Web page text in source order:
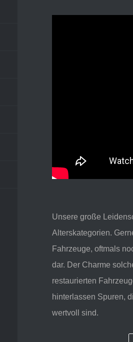
Unsere große
Alterskategorien.
Fahrzeuge, oftmals
dar. Der Charme
restaurierten
hinterlassen Spuren,
wertvoll sind.